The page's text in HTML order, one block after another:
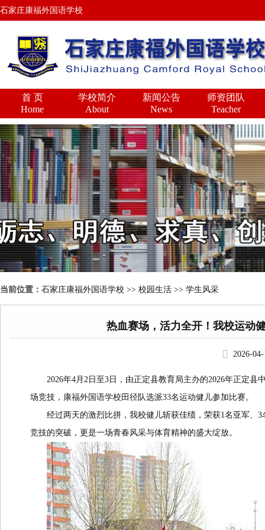
石家庄康福外国语学校
首 页
Home
学校简介
About
新闻公告
News
师资团队
Teacher
当前位置： 石家庄康福外国语学校 >> 校园生活 >> 学生风采
热血赛场，活力全开！我校运动
2026-
2026年4月2日至3日，由正定县教育局主办的2026年正定
场竞技，康福外国语学校田径队选派33名运动健儿参加比赛。
经过两天的激烈比拼，我校健儿斩获佳绩，荣获1名亚军
竞技的突破，更是一场青春风采与体育精神的盛大绽放。